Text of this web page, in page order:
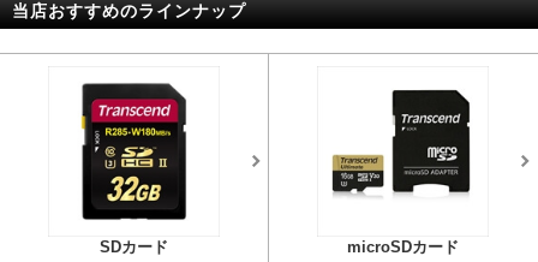
当店おすすめのラインナップ
SDカード microSDカード